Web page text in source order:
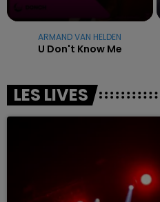
ARMAND VAN HELDEN
U Don't Know Me
LES LIVES